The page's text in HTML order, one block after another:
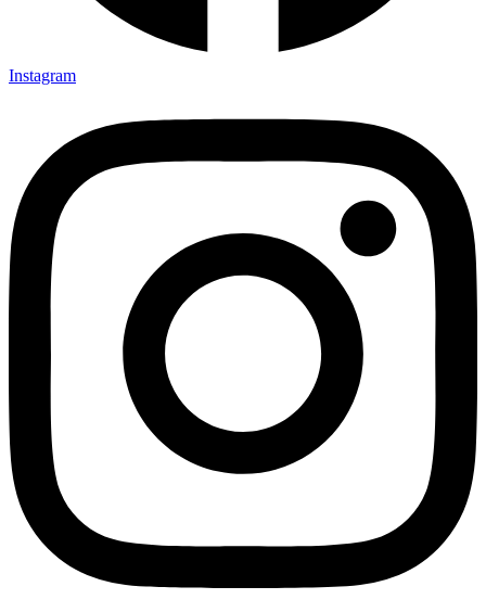
Instagram